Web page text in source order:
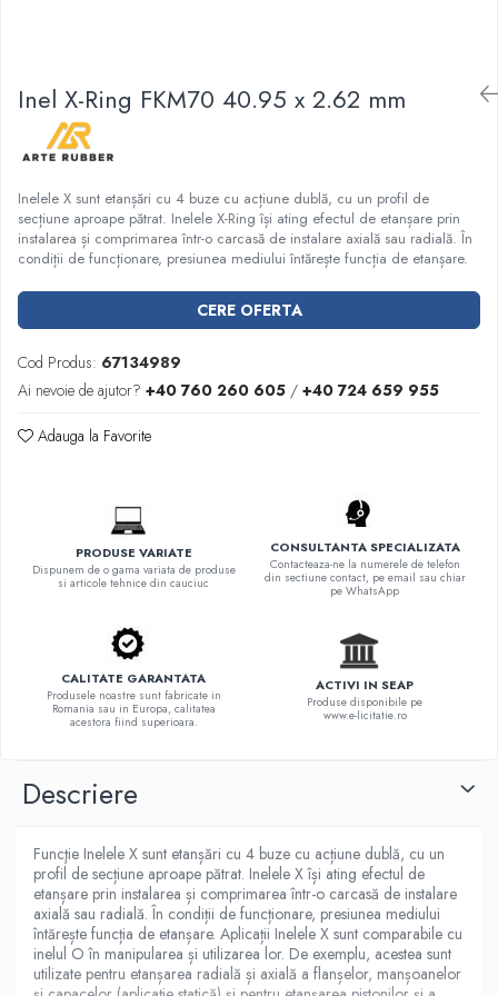
Pentru etansari cu gauri de trecere a
prezoanelor (full face) conform DIN
86071
Pentru flanse plate cu umar (RF) conform
DIN 2690
Inel X-Ring FKM70 40.95 x 2.62 mm
Inelele X sunt etanșări cu 4 buze cu acțiune dublă, cu un profil de
secțiune aproape pătrat. Inelele X-Ring își ating efectul de etanșare prin
instalarea și comprimarea într-o carcasă de instalare axială sau radială. În
condiții de funcționare, presiunea mediului întărește funcția de etanșare.
CERE OFERTA
Cod Produs: 67134989
Ai nevoie de ajutor? +40 760 260 605 / +40 724 659 955
Adauga la Favorite
PRODUSE VARIATE
Dispunem de o gama variata de produse
si articole tehnice din cauciuc
CONSULTANTA SPECIALIZATA
Contacteaza-ne la numerele de telefon
din sectiune contact, pe email sau chiar
pe WhatsApp
CALITATE GARANTATA
Produsele noastre sunt fabricate in
Romania sau in Europa, calitatea
acestora fiind superioara.
ACTIVI IN SEAP
Produse disponibile pe
www.e-licitatie.ro
Descriere
Funcţie Inelele X sunt etanșări cu 4 buze cu acțiune dublă, cu un
profil de secțiune aproape pătrat. Inelele X își ating efectul de
etanșare prin instalarea și comprimarea într-o carcasă de instalare
axială sau radială. În condiții de funcționare, presiunea mediului
întărește funcția de etanșare. Aplicații Inelele X sunt comparabile cu
inelul O în manipularea și utilizarea lor. De exemplu, acestea sunt
utilizate pentru etanșarea radială și axială a flanșelor, manșoanelor